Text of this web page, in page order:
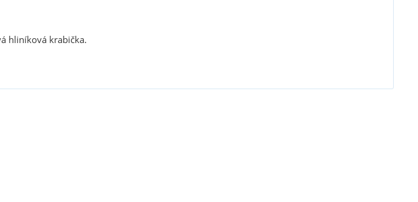
hliníková krabička.